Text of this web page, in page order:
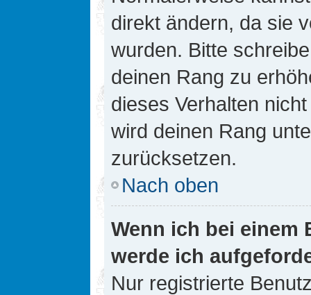
direkt ändern, da sie
wurden. Bitte
deinen Rang zu
dieses Verhalten
wird deinen Rang
zurücksetzen.
Nach oben
Wenn ich bei einem
werde ich
Nur registrierte